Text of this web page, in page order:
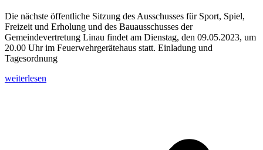
Die nächste öffentliche Sitzung des Ausschusses für Sport, Spiel,
Freizeit und Erholung und des Bauausschusses der
Gemeindevertretung Linau findet am Dienstag, den 09.05.2023, um
20.00 Uhr im Feuerwehrgerätehaus statt. Einladung und
Tagesordnung
weiterlesen